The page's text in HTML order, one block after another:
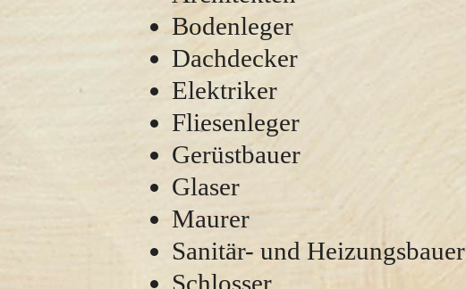
Bodenleger
Dachdecker
Elektriker
Fliesenleger
Gerüstbauer
Glaser
Maurer
Sanitär- und Heizungsbauer
Schlosser